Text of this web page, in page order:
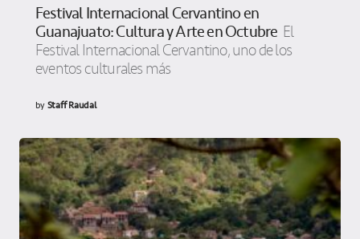
Festival Internacional Cervantino en
Guanajuato: Cultura y Arte en Octubre El
Festival Internacional Cervantino, uno de los
eventos culturales más
byStaff Raudal